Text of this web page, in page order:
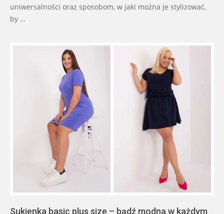
uniwersalności oraz sposobom, w jaki można je stylizować,
by …
Sukienka basic plus size – bądź modna w każdym